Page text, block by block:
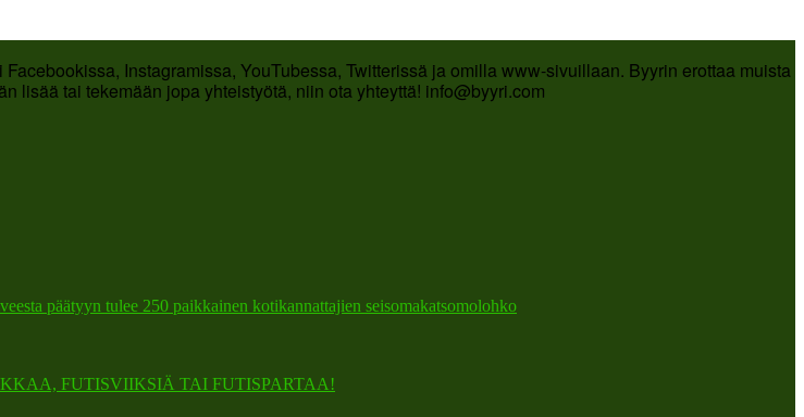
Instagramissa, YouTubessa, Twitterissä ja omilla www-sivuillaan. Byyrin erottaa muista
lisää tai tekemään jopa yhteistyötä, niin ota yhteyttä! info@byyri.com
päätyyn tulee 250 paikkainen kotikannattajien seisomakatsomolohko
FUTISVIIKSIÄ TAI FUTISPARTAA!